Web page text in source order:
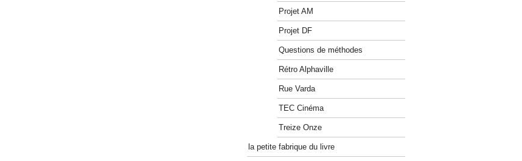
Projet AM
Projet DF
Questions de méthodes
Rétro Alphaville
Rue Varda
TEC Cinéma
Treize Onze
la petite fabrique du livre